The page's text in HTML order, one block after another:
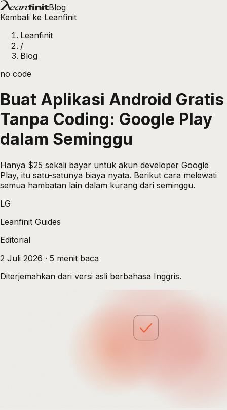
Blog
Kembali ke Leanfinit
Leanfinit
/
Blog
no code
Buat Aplikasi Android Gratis
Tanpa Coding: Google Play
dalam Seminggu
Hanya $25 sekali bayar untuk akun developer Google
Play, itu satu-satunya biaya nyata. Berikut cara melewati
semua hambatan lain dalam kurang dari seminggu.
LG
Leanfinit Guides
Editorial
2 Juli 2026 · 5 menit baca
Diterjemahkan dari versi asli berbahasa Inggris.